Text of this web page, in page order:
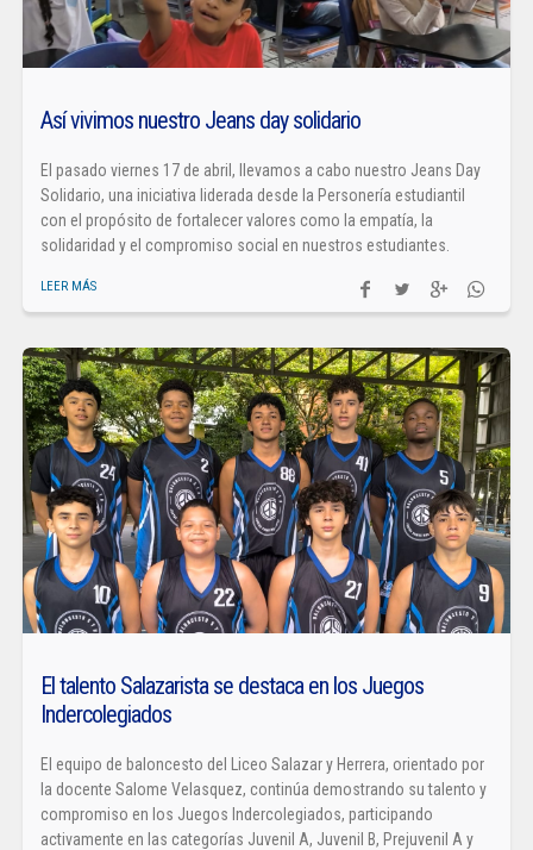
Así vivimos nuestro Jeans day solidario
El pasado viernes 17 de abril, llevamos a cabo nuestro Jeans Day
Solidario, una iniciativa liderada desde la Personería estudiantil
con el propósito de fortalecer valores como la empatía, la
solidaridad y el compromiso social en nuestros estudiantes.
LEER MÁS
El talento Salazarista se destaca en los Juegos
Indercolegiados
El equipo de baloncesto del Liceo Salazar y Herrera, orientado por
la docente Salome Velasquez, continúa demostrando su talento y
compromiso en los Juegos Indercolegiados, participando
activamente en las categorías Juvenil A, Juvenil B, Prejuvenil A y